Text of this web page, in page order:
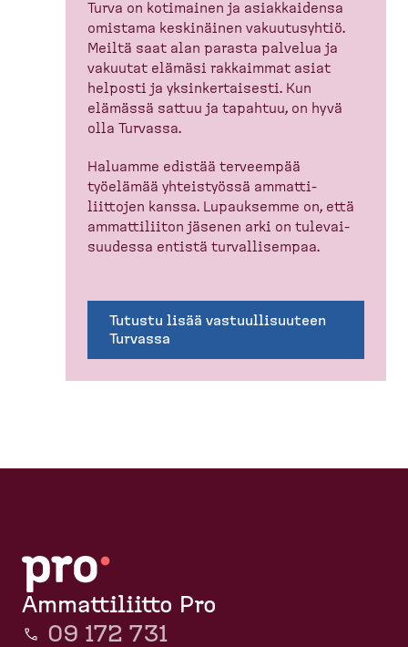
Turva on kotimainen ja asiakkaidensa
omistama keskinäinen vakuutusyhtiö.
Meiltä saat alan parasta palvelua ja
vakuutat elämäsi rakkaimmat asiat
helposti ja yksinker­taisesti. Kun
elämässä sattuu ja tapahtuu, on hyvä
olla Turvassa.
Haluamme edistää terveempää
työelämää yhteis­työssä ammatti­
liittojen kanssa. Lupauksemme on, että
ammatti­liiton jäsenen arki on tulevai­
suudessa entistä turval­li­sempaa.
Tutustu lisää vastuul­li­suuteen
Turvassa
Ammattiliitto Pro
09 172 731